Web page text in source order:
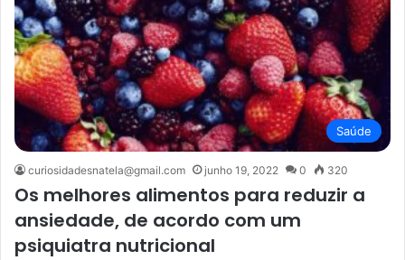
Saúde
curiosidadesnatela@gmail.com junho 19, 2022 0 320
Os melhores alimentos para reduzir a
ansiedade, de acordo com um
psiquiatra nutricional